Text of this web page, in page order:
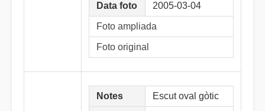
Data foto 2005-03-04
Foto ampliada
Foto original
Notes Escut oval gòtic